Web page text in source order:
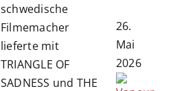
schwedische
Filmemacher
lieferte mit
TRIANGLE OF
SADNESS und THE
26.
Mai
2026